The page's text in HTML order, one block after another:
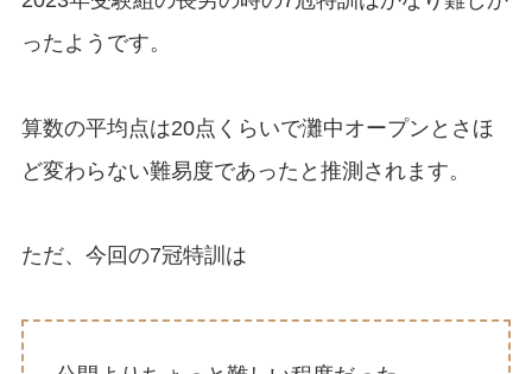
ったようです。
算数の平均点は20点くらいで灘中オープンとさほ
ど変わらない難易度であったと推測されます。
ただ、今回の7冠特訓は